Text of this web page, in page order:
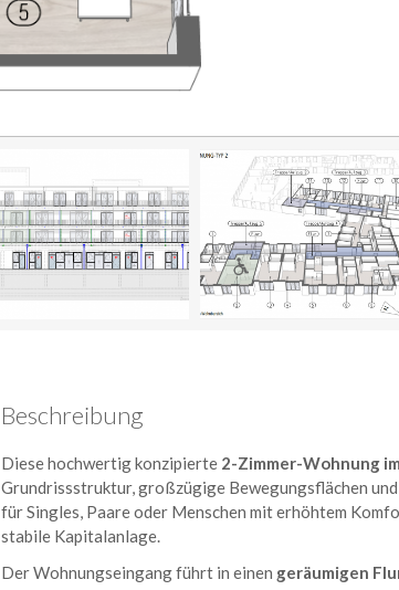
Beschreibung
Diese hochwertig konzipierte 2-Zimmer-Wohnung
Grundrissstruktur, großzügige Bewegungsflächen
für Singles, Paare oder Menschen mit erhöhtem
stabile Kapitalanlage.
Der Wohnungseingang führt in einen geräumigen